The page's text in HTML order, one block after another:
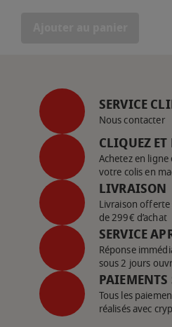
SERVICE
Nous contacter
CLIQUEZ ET
Achetez en
votre colis en
LIVRAISON
Livraison
de 299€ d’achat
SERVICE
Réponse
sous 2 jours
PAIEMENTS
Tous les
réalisés avec